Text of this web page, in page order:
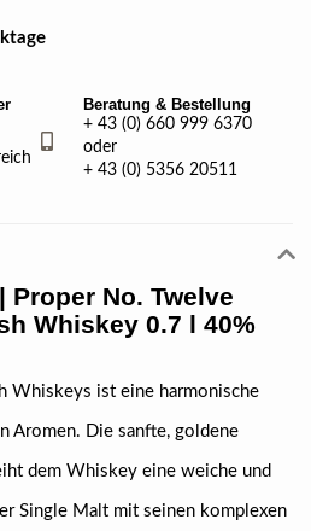
Beratung & Bestellung
+ 43 (0) 660 999 6370
oder
+ 43 (0) 5356 20511
Proper No. Twelve
Whiskey 0.7 l 40%
Whiskeys ist eine harmonische
Aromen. Die sanfte, goldene
dem Whiskey eine weiche und
Single Malt mit seinen komplexen